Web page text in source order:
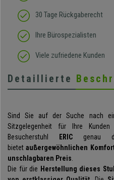
30 Tage Rückgaberecht
Ihre Bürospezialisten
Viele zufriedene Kunden
Detaillierte
Sind Sie auf der Suche nach
Sitzgelegenheit für Ihre
Besucherstuhl
ERICgenau
bietetaußergewöhnlichen
unschlagbaren Preis.
Die für die Herstellung dieses